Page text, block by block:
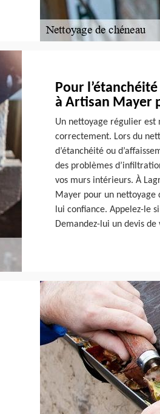
Pour
à Artisan Mayer
Un nettoyage régulier est
correctement. Lors du
d’étanchéité ou
des problèmes
vos murs intérieurs. À
Mayer pour un nettoyage
lui confiance. Appelez-le
Demandez-lui un devis